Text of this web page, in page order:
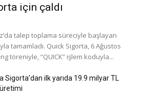
için çaldı
talep toplama süreciyle başlayan
tamamladı. Quick Sigorta, 6 Ağustos
töreniyle, “QUICK” işlem koduyla...
Sigorta’dan ilk yarıda 19.9 milyar TL